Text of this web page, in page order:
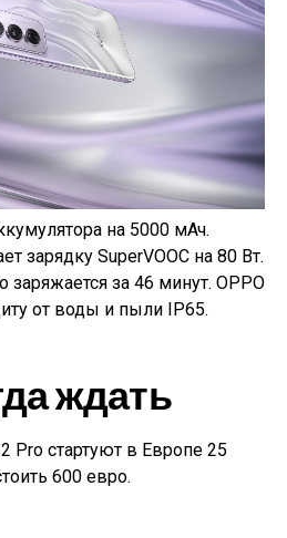
на 5000 мАч.
зарядку SuperVOOC на 80 Вт.
заряжается за 46 минут. OPPO
от воды и пыли IP65.
ждать
Pro стартуют в Европе 25
600 евро.